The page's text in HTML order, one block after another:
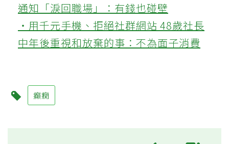
通知「淚回職場」：有錢也碰壁
‧用千元手機、拒絕社群網站 48歲社長
中年後重視和放棄的事：不為面子消費
癲癇